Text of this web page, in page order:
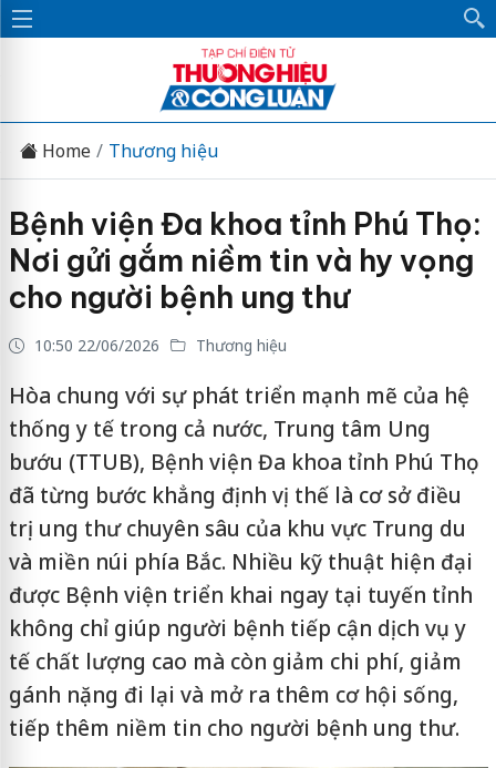
Home Thương hiệu
Bệnh viện Đa khoa tỉnh Phú Thọ:
Nơi gửi gắm niềm tin và hy vọng
cho người bệnh ung thư
10:50 22/06/2026 Thương hiệu
Hòa chung với sự phát triển mạnh mẽ của hệ
thống y tế trong cả nước, Trung tâm Ung
bướu (TTUB), Bệnh viện Đa khoa tỉnh Phú Thọ
đã từng bước khẳng định vị thế là cơ sở điều
trị ung thư chuyên sâu của khu vực Trung du
và miền núi phía Bắc. Nhiều kỹ thuật hiện đại
được Bệnh viện triển khai ngay tại tuyến tỉnh
không chỉ giúp người bệnh tiếp cận dịch vụ y
tế chất lượng cao mà còn giảm chi phí, giảm
gánh nặng đi lại và mở ra thêm cơ hội sống,
tiếp thêm niềm tin cho người bệnh ung thư.